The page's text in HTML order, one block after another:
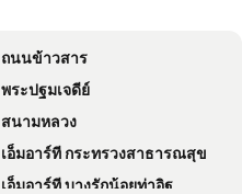
LOFT Salaya
DreamStay
boathouse boutique riverside
The Palm Hotel
Hidden Holiday House
ถนนข้าวสาร
พระปฐมเจดีย์
สนามหลวง
เอ็มอาร์ที กระทรวงสาธารณสุข
เอ็มอาร์ที บางรักน้อยท่าอิฐ